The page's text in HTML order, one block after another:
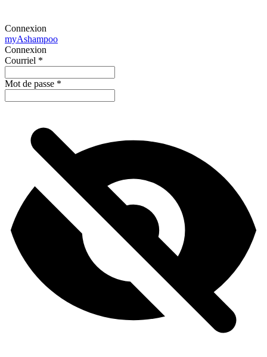
Connexion
myAshampoo
Connexion
Courriel *
Mot de passe *